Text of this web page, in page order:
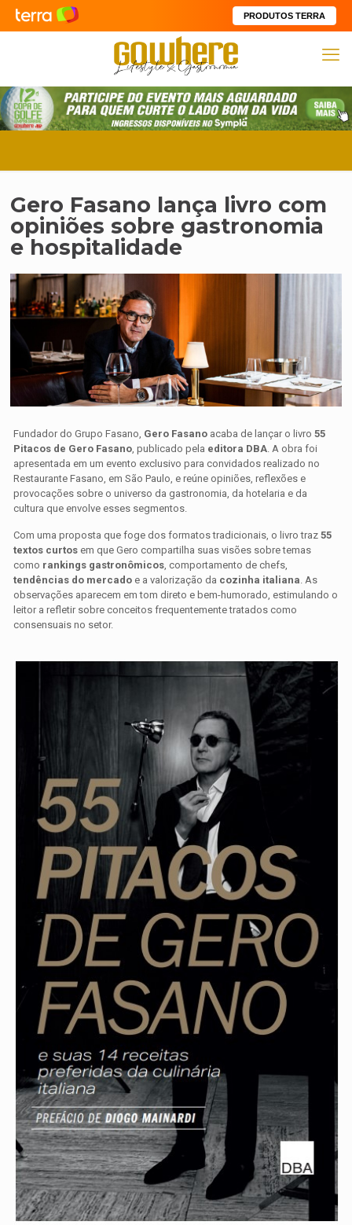
PRODUTOS TERRA
Gero Fasano lança livro com
opiniões sobre gastronomia
e hospitalidade
Fundador do Grupo Fasano, Gero Fasano acaba de lançar o livro55
Pitacos de Gero Fasano, publicado pela editora DBA. A obra foi
apresentada em um evento exclusivo para convidados realizado no
Restaurante Fasano, em São Paulo, e reúne opiniões, reflexões e
provocações sobre o universo da gastronomia, da hotelaria e da
cultura que envolve esses segmentos.
Com uma proposta que foge dos formatos tradicionais, o livro traz 55
textos curtos em que Gero compartilha suas visões sobre temas
como rankings gastronômicos, comportamento de chefs,
tendências do mercado e a valorização da cozinha italiana. As
observações aparecem em tom direto e bem-humorado, estimulando o
leitor a refletir sobre conceitos frequentemente tratados como
consensuais no setor.